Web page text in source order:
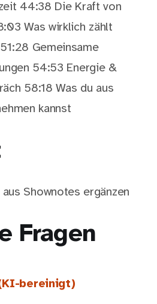
44:38 Die Kraft von
Was wirklich zählt
Gemeinsame
54:53 Energie &
58:18 Was du aus
kannst
aus Shownotes ergänzen
Fragen
bereinigt)